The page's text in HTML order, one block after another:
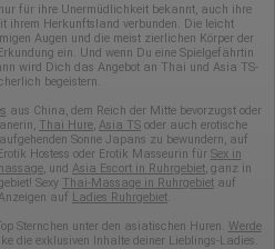
für ihre Unermüdlichkeit bekannt, auch ihre
ihrem Herkunftsland verbunden. Die leicht
Augen und die meist zierlichen Körper der
ein. Und wenn Du eine Spielgefährtin
wird Dich das Angebot an Thai und Asia TS-
begeistern.
aus China, dem Reich der Mitte bevorzugst oder
Thai Hure Asia TS oder auch erotische
Sonne Japans zu bewundern, auf
Hostess oder Erotik Masseurin für Sex in
, und Asia Escort in Ruhrgebiet , ganz in
Sexy Thai-Massage in Ruhrgebiet auf
Anzeigen auf Ladies Ruhrgebiet
Sternchen unter den asiatischen Huren.
Werde
die exklusiven Inhalte deiner Lieblings-Ladies.